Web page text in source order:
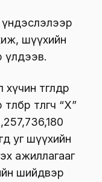
шүүхийн
үлдээв.
төгөлдөр
төлөгч “Х”
уг шүүхийн
ажиллагааг
шийдвэр